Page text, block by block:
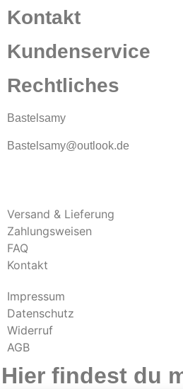
Kontakt
Kundenservice
Rechtliches
Bastelsamy
Bastelsamy@outlook.de
Versand & Lieferung
Zahlungsweisen
FAQ
Kontakt
Impressum
Datenschutz
Widerruf
AGB
Hier findest du